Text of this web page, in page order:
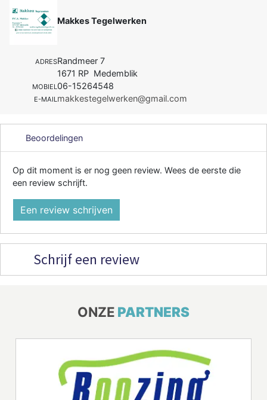
Makkes Tegelwerken
ADRESRandmeer 7
1671 RP Medemblik
MOBIEL 06-15264548
E-MAIL makkestegelwerken@gmail.com
Beoordelingen
Op dit moment is er nog geen review. Wees de eerste die
een review schrijft.
Een review schrijven
Schrijf een review
ONZE PARTNERS